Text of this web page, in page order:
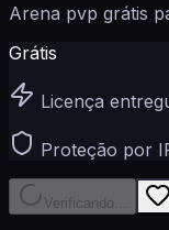
Arena pvp grátis
Grátis
Licença
Proteção por
Verificando...